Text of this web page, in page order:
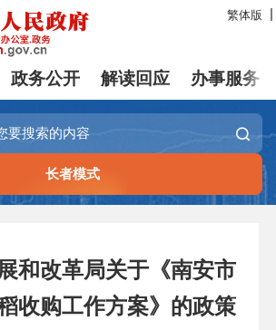
繁体版
政务公开 解读回应 办事服务
长者模式
和改革局关于《南安市
收购工作方案》的政策